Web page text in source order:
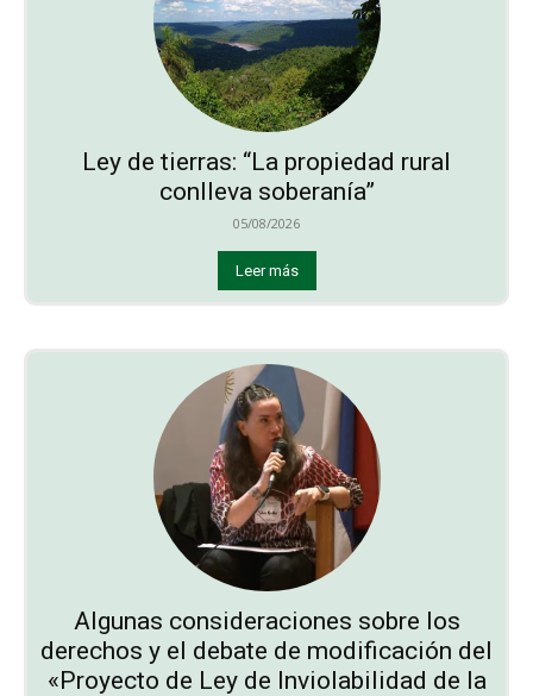
Ley de tierras: “La propiedad rural
conlleva soberanía”
05/08/2026
Leer más
Algunas consideraciones sobre los
derechos y el debate de modificación del
«Proyecto de Ley de Inviolabilidad de la